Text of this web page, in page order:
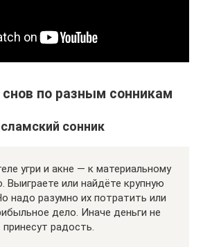
снов по разным сонникам
сонник
угри и акне — к материальному
Выиграете или найдёте крупную
надо разумно их потратить или
дело. Иначе деньги не
принесут радость.